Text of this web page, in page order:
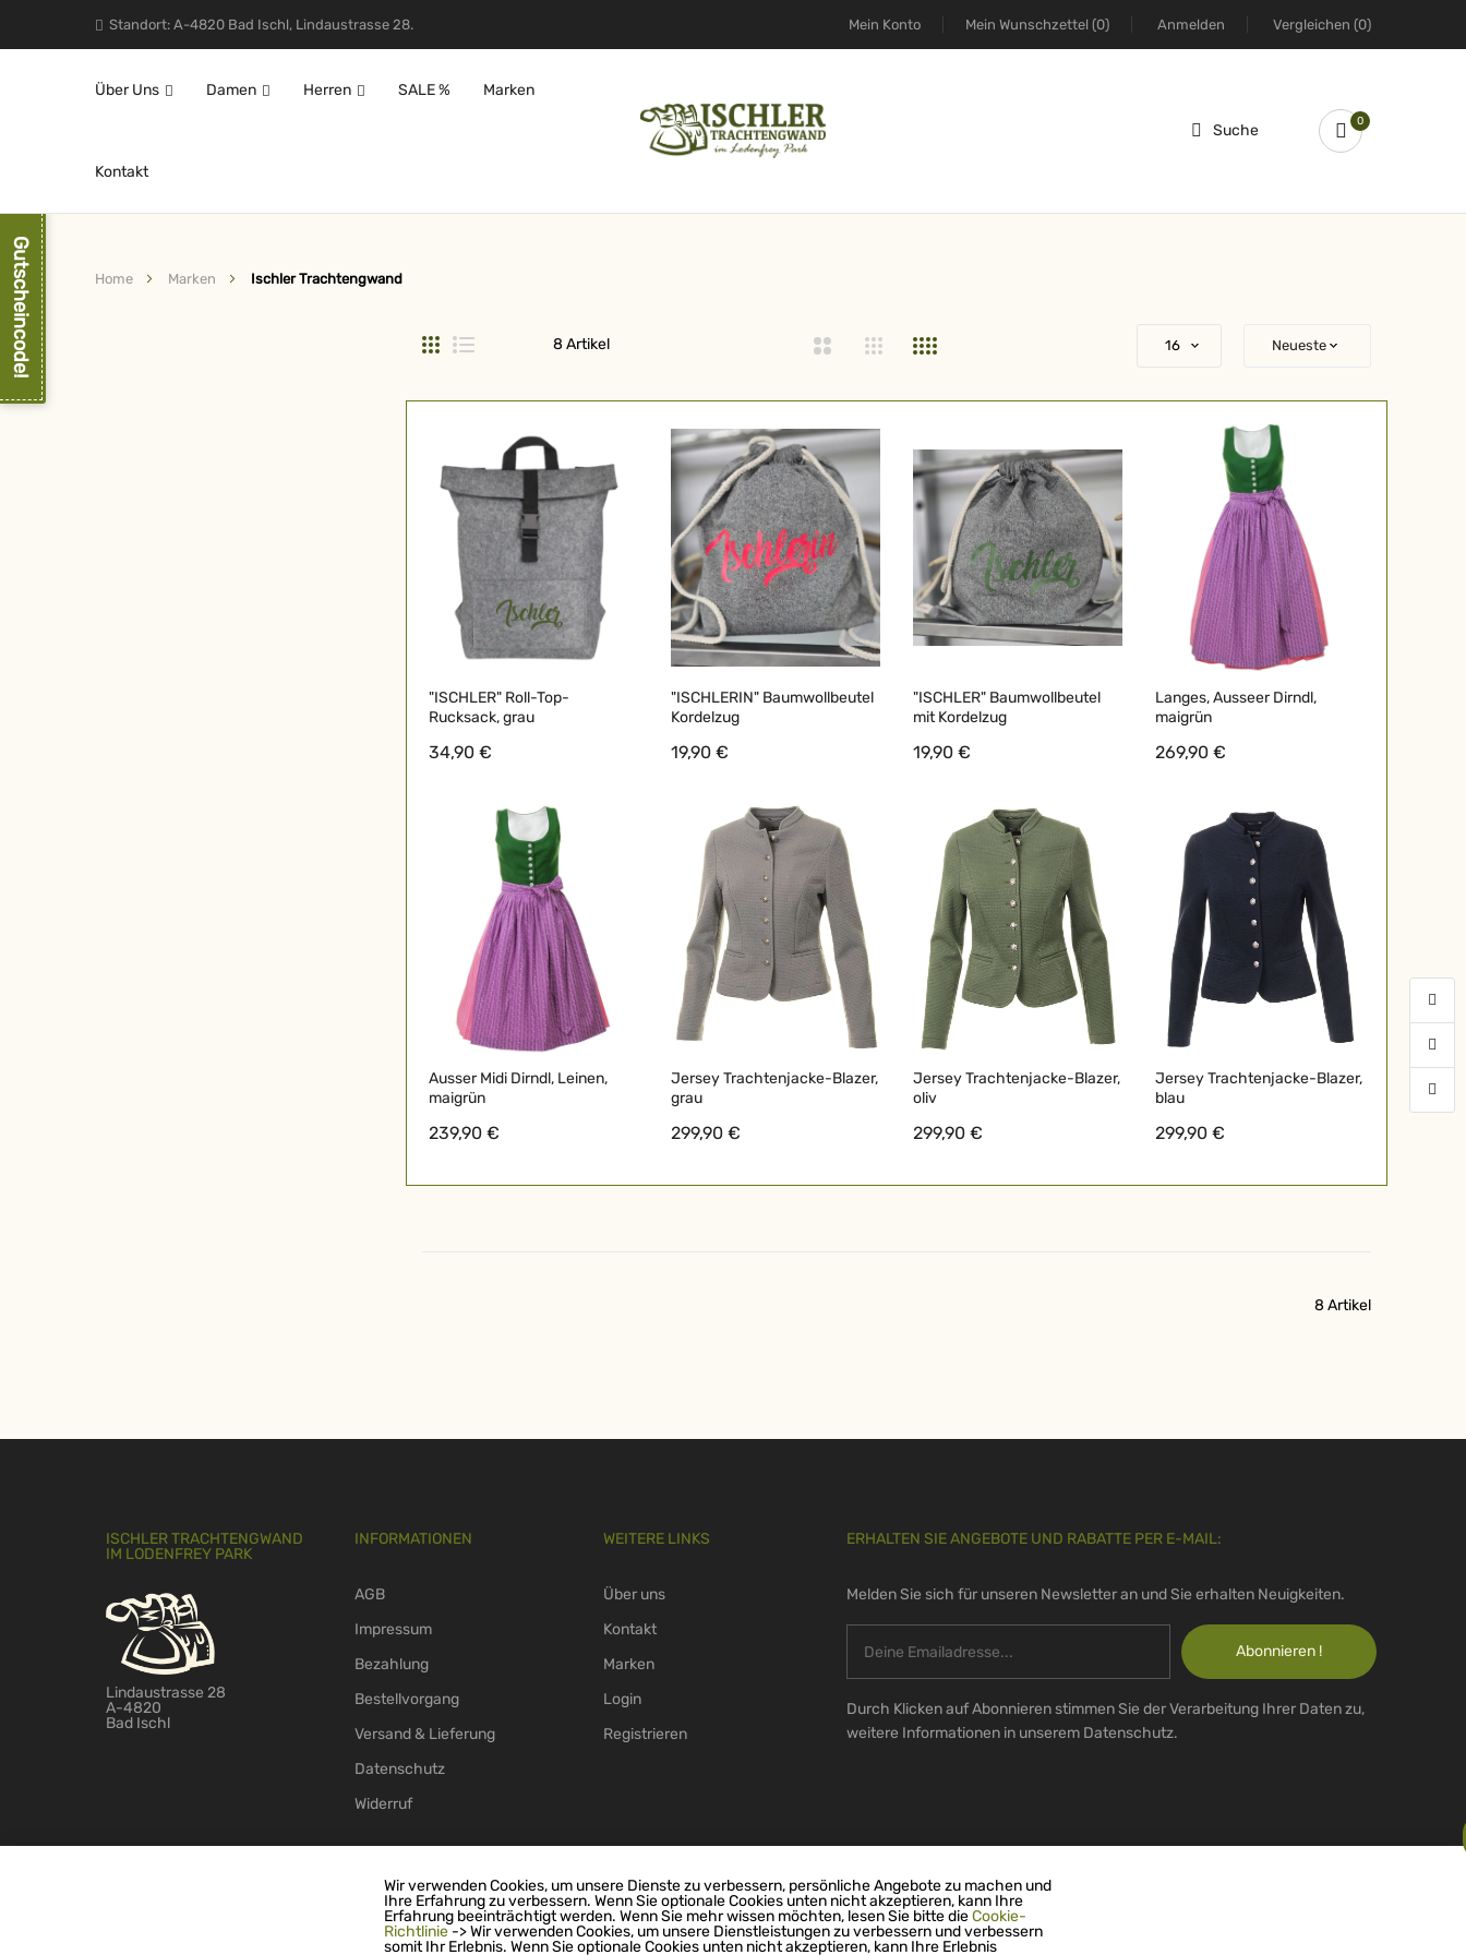
Standort: A-4820 Bad Ischl, Lindaustrasse 28. Mein Konto Mein Wunschzettel (0) Anmelden Vergleichen (0)
Über Uns Damen Herren SALE % Marken
Kontakt
Suche 0
Home Marken Ischler Trachtengwand
Raster 8 Artikel
"ISCHLER" Roll-Top-
Rucksack, grau
34,90 €
"ISCHLERIN" Baumwollbeutel
Kordelzug
19,90 €
"ISCHLER" Baumwollbeutel
mit Kordelzug
19,90 €
Langes, Ausseer Dirndl,
maigrün
269,90 €
Ausser Midi Dirndl, Leinen,
maigrün
239,90 €
Jersey Trachtenjacke-Blazer,
grau
299,90 €
Jersey Trachtenjacke-Blazer,
oliv
299,90 €
Jersey Trachtenjacke-Blazer,
blau
299,90 €
8 Artikel
ISCHLER TRACHTENGWAND
IM LODENFREY PARK
Lindaustrasse 28
A-4820
Bad Ischl
INFORMATIONEN
AGB
Impressum
Bezahlung
Bestellvorgang
Versand & Lieferung
Datenschutz
Widerruf
WEITERE LINKS
Über uns
Kontakt
Marken
Login
Registrieren
ERHALTEN SIE ANGEBOTE UND RABATTE PER E-MAIL:
Melden Sie sich für unseren Newsletter an und Sie erhalten Neuigkeiten.
Abonnieren !
Durch Klicken auf Abonnieren stimmen Sie der Verarbeitung Ihrer Daten zu,
weitere Informationen in unserem Datenschutz.
Gutscheincode!
Wir verwenden Cookies, um unsere Dienste zu verbessern, persönliche Angebote zu machen und
Ihre Erfahrung zu verbessern. Wenn Sie optionale Cookies unten nicht akzeptieren, kann Ihre
Erfahrung beeinträchtigt werden. Wenn Sie mehr wissen möchten, lesen Sie bitte dieCookie-
Richtlinie -> Wir verwenden Cookies, um unsere Dienstleistungen zu verbessern und verbessern
somit Ihr Erlebnis. Wenn Sie optionale Cookies unten nicht akzeptieren, kann Ihre Erlebnis